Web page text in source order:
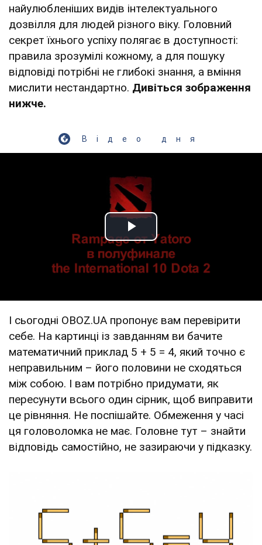
найулюбленіших видів інтелектуального
дозвілля для людей різного віку. Головний
секрет їхнього успіху полягає в доступності:
правила зрозумілі кожному, а для пошуку
відповіді потрібні не глибокі знання, а вміння
мислити нестандартно. Дивіться зображення
нижче.
Відео дня
Play Video
І сьогодні OBOZ.UA пропонує вам перевірити
себе. На картинці із завданням ви бачите
математичний приклад 5 + 5 = 4, який точно є
неправильним – його половини не сходяться
між собою. І вам потрібно придумати, як
пересунути всього один сірник, щоб виправити
це рівняння. Не поспішайте. Обмеження у часі
ця головоломка не має. Головне тут – знайти
відповідь самостійно, не зазираючи у підказку.